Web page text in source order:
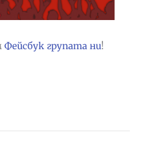
Фейсбук групата ни!